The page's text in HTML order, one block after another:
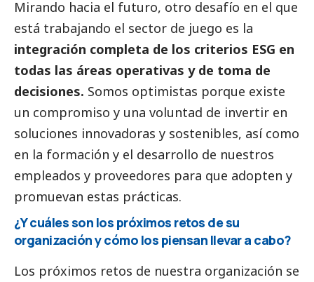
Mirando hacia el futuro, otro desafío en el que
está trabajando el sector de juego es la
integración completa de los criterios ESG en
todas las áreas operativas y de toma de
decisiones. Somos optimistas porque existe
un compromiso y una voluntad de invertir en
soluciones innovadoras y sostenibles, así como
en la formación y el desarrollo de nuestros
empleados y proveedores para que adopten y
promuevan estas prácticas.
¿Y cuáles son los próximos retos de su
organización y cómo los piensan llevar a cabo?
Los próximos retos de nuestra organización se